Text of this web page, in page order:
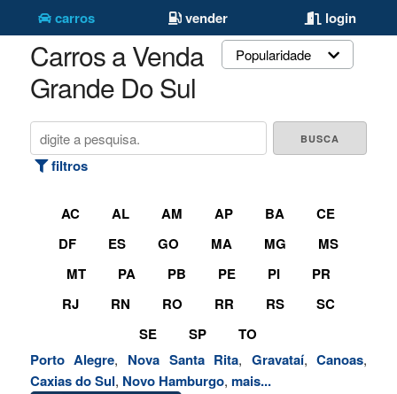
carros vender login
Carros a Venda Rio
Grande Do Sul
filtros
Popularidade
AC AL AM AP BA
CE
DF
ES GO MA MG
MS
MT
PA PB PE PI
PR
RJ
RN RO RR RS
SC
SE
SP
TO
Porto Alegre, Nova Santa Rita, Gravataí,Canoas,
Caxias do Sul, Novo Hamburgo, mais...